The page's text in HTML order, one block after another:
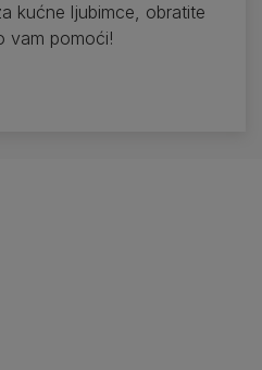
kućne ljubimce, obratite
vam pomoći!